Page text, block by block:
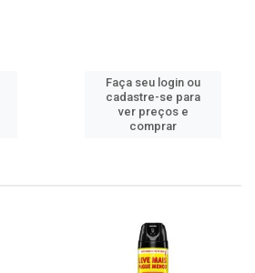
Faça seu login ou
cadastre-se para
ver preços e
comprar